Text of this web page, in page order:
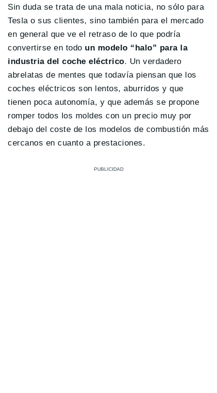
Sin duda se trata de una mala noticia, no sólo para
Tesla o sus clientes, sino también para el mercado
en general que ve el retraso de lo que podría
convertirse en todo un modelo “halo” para la
industria del coche eléctrico. Un verdadero
abrelatas de mentes que todavía piensan que los
coches eléctricos son lentos, aburridos y que
tienen poca autonomía, y que además se propone
romper todos los moldes con un precio muy por
debajo del coste de los modelos de combustión más
cercanos en cuanto a prestaciones.